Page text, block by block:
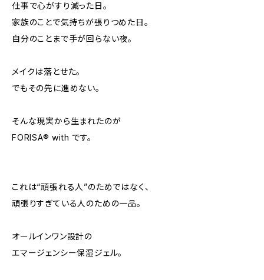
仕事で心がすり減った日。
家族のことで気持ちが張りつめた日。
自分のことまで手が回らない夜。
メイクは落とせた。
でもその先に進めない。
そんな現実から生まれたのが
FORISA®︎ with です。
これは“頑張れる人”のためではなく、
頑張りすぎている人のための一品。
オールインワン設計の
エマージェンシー保湿ジェル。